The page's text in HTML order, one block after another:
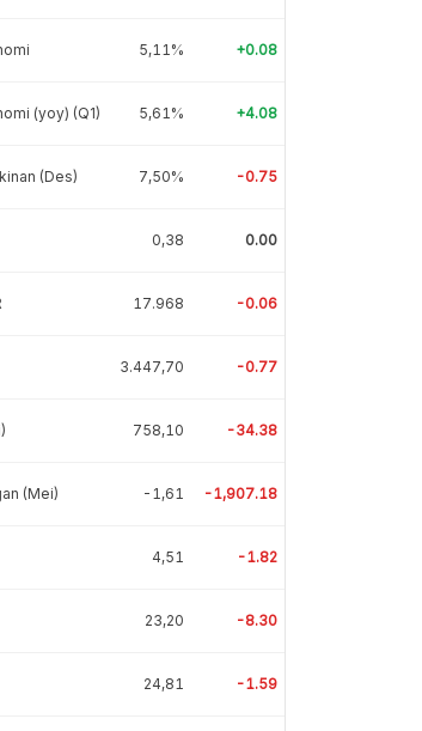
5,11% +0.08
(yoy) (Q1) 5,61% +4.08
(Des) 7,50% -0.75
0,38 0.00
17.968 -0.06
3.447,70 -0.77
758,10 -34.38
(Mei) -1,61 -1,907.18
4,51 -1.82
23,20 -8.30
24,81 -1.59